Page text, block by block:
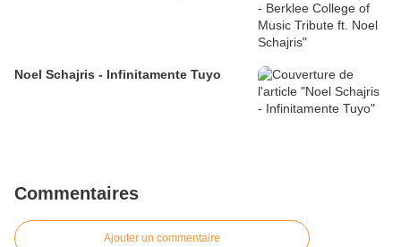
Noel Schajris - Infinitamente Tuyo
Commentaires
Ajouter un commentaire